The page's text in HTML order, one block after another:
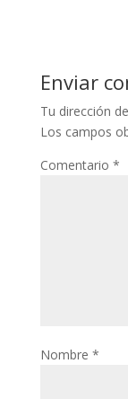
Enviar
Tu dirección
Los campos
Comentario *
Nombre *